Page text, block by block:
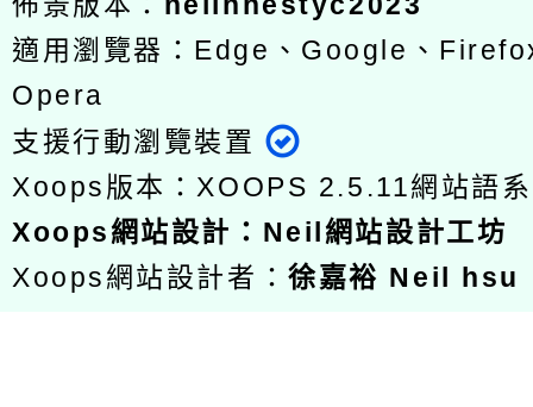
適用瀏覽器：Edge、Google、
Opera
支援行動瀏覽裝置
Xoops版本： XOOPS 2.5.11網站語
Xoops網站設計 ： Neil網站設計工坊
Xoops網站設計者：徐嘉裕 Neil hsu